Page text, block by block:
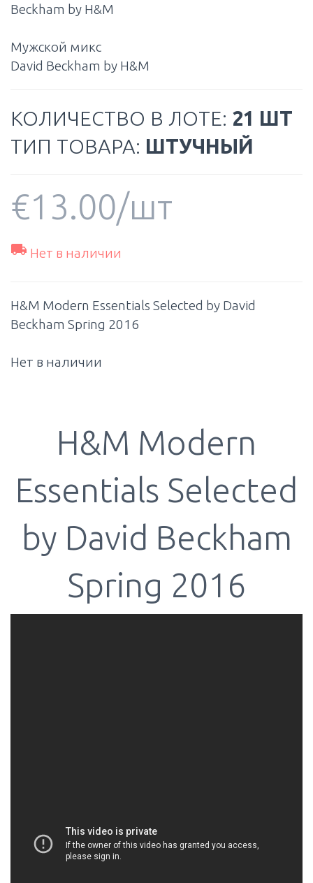
Beckham by H&M
Мужской микс
David Beckham by H&M
КОЛИЧЕСТВО В ЛОТЕ: 21 ШТ
ТИП ТОВАРА: ШТУЧНЫЙ
€13.00/шт
 Нет в наличии
H&M Modern Essentials Selected by David
Beckham Spring 2016
Нет в наличии
H&M Modern
Essentials Selected
by David Beckham
Spring 2016